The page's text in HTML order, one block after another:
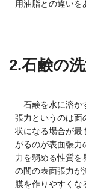
用油脂との違いを
2.石鹸の
石鹸を水に溶か
張力というのは面
状になる場合が最
がるのが表面張力
力を弱める性質を
の間の表面張力が
膜を作りやすくな